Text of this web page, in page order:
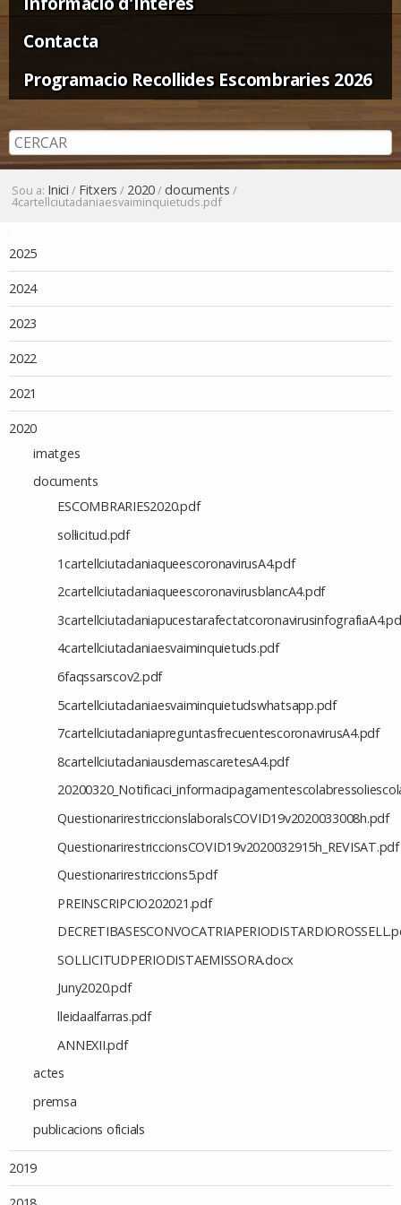
Contacta
Programacio Recollides Escombraries 2026
Sou a: Inici / Fitxers / 2020/ documents /
4cartellciutadaniaesvaiminquietuds.pdf
2025
2024
2023
2022
2021
2020
imatges
documents
ESCOMBRARIES2020.pdf
sol·licitud.pdf
1cartellciutadaniaqueescoronavirusA4.pdf
2cartellciutadaniaqueescoronavirusblancA4.pdf
4cartellciutadaniaesvaiminquietuds.pdf
6faqssarscov2.pdf
5cartellciutadaniaesvaiminquietudswhatsapp.pdf
7cartellciutadaniapreguntasfrecuentescoronavirusA4.pdf
8cartellciutadaniausdemascaretesA4.pdf
QuestionarirestriccionslaboralsCOVID19v2020033008h.pdf
QuestionarirestriccionsCOVID19v2020032915h_REVISAT.pdf
Questionarirestriccions5.pdf
PREINSCRIPCIO202021.pdf
SOLLICITUDPERIODISTAEMISSORA.docx
Juny2020.pdf
lleidaalfarras.pdf
ANNEXII.pdf
actes
premsa
publicacions oficials
2019